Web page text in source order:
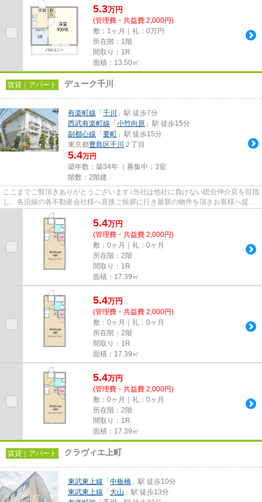
5.3万円
(管理費・共益費 2,000円)
敷：1ヶ月｜礼：0万円
所在階：1階
間取り：1R
面積：13.50㎡
賃貸｜アパート デューク千川
有楽町線 「 千川
」駅 徒歩7分
西武有楽町線 「 小竹向原 」駅 徒歩15分
副都心線 「 要町 」駅 徒歩15分
東京都豊島区千川 ２丁目
5.4万円
築年数：築34年 ｜募集中： 3室
階数：2階建
ここまでご覧頂きありがとうございます♪当社は他社に負けない総合仲介店を目指
し、各沿線の各不動産会社様へ直接ご挨拶に行き最新の物件を頂きお客様へ提供
しております！最新の情報は...
5.4万円
(管理費・共益費 2,000円)
敷：0ヶ月｜礼：0ヶ月
所在階：2階
間取り：1R
面積：17.39㎡
5.4万円
(管理費・共益費 2,000円)
敷：0ヶ月｜礼：0ヶ月
所在階：2階
間取り：1R
面積：17.39㎡
5.4万円
(管理費・共益費 2,000円)
敷：0ヶ月｜礼：0ヶ月
所在階：2階
間取り：1R
面積：17.39㎡
賃貸｜アパート クラヴィエ上町
東武東上線 「 中板橋 」駅 徒歩10分
東武東上線 「 大山 」駅 徒歩13分